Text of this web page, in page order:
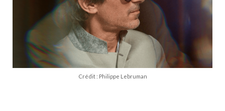
Crédit : Philippe Lebruman